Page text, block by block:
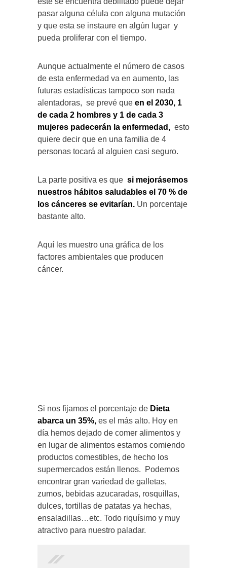
pasar alguna célula con alguna mutación
y que esta se instaure en algún lugar y
pueda proliferar con el tiempo.
Aunque actualmente el número de casos
de esta enfermedad va en aumento, las
futuras estadísticas tampoco son nada
alentadoras, se prevé que en el 2030, 1
de cada 2 hombres y 1 de cada 3
mujeres padecerán la enfermedad, esto
quiere decir que en una familia de 4
personas tocará al alguien casi seguro.
La parte positiva es que si mejorásemos
nuestros hábitos saludables el 70 % de
los cánceres se evitarían. Un porcentaje
bastante alto.
Aquí les muestro una gráfica de los
factores ambientales que producen
cáncer.
Si nos fijamos el porcentaje de Dieta
abarca un 35%, es el más alto. Hoy en
día hemos dejado de comer alimentos y
en lugar de alimentos estamos comiendo
productos comestibles, de hecho los
supermercados están llenos. Podemos
encontrar gran variedad de galletas,
zumos, bebidas azucaradas, rosquillas,
dulces, tortillas de patatas ya hechas,
ensaladillas…etc. Todo riquísimo y muy
atractivo para nuestro paladar.